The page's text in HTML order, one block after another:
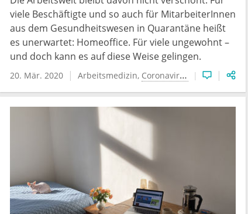
viele Beschäftigte und so auch für MitarbeiterInnen
aus dem Gesundheitswesen in Quarantäne heißt
es unerwartet: Homeoffice. Für viele ungewohnt –
und doch kann es auf diese Weise gelingen.
20. Mär. 2020 Arbeitsmedizin Coronavirus Psychologie